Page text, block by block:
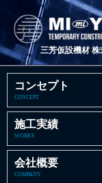
三芳仮設機材 株
コンセプト
CONCEPT
施工実績
WORKS
会社概要
COMPANY